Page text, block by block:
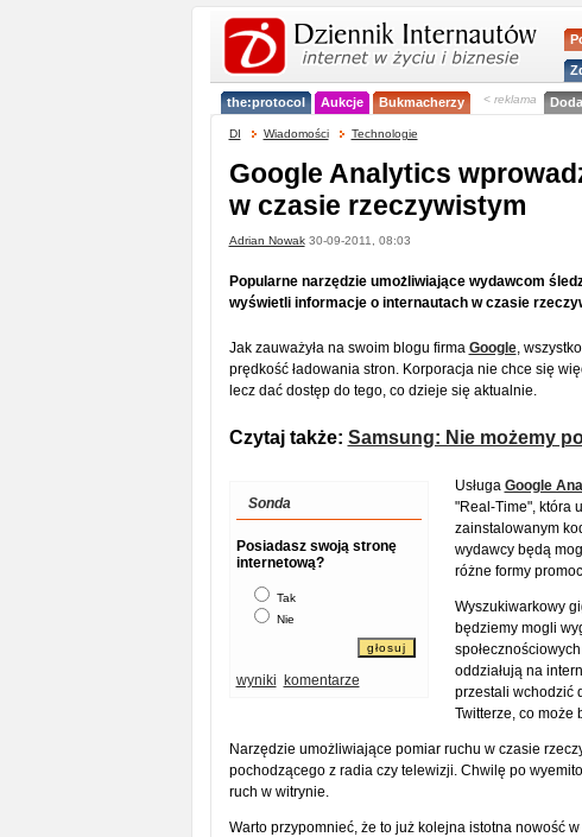
the:protocol Aukcje Bukmacherzy < reklama
DI Wiadomości Technologie
Google Analytics
w czasie rzeczywistym
Adrian Nowak30-09-2011, 08:03
Popularne narzędzie umożliwiające wydawcom
wyświetli informacje o internautach w czasie
Jak zauważyła na swoim blogu firma Google,
prędkość ładowania stron. Korporacja nie chce się
lecz dać dostęp do tego, co dzieje się aktualnie.
Czytaj także: Samsung: Nie możemy
Sonda
Posiadasz swoją stronę
internetową?
Tak
Nie
wyniki komentarze
Usługa Google
"Real-Time", która
zainstalowanym
wydawcy będą
różne formy
Wyszukiwarkowy
będziemy mogli
oddziałują na
przestali wchodzić
Twitterze, co może
Narzędzie umożliwiające pomiar ruchu w czasie
pochodzącego z radia czy telewizji. Chwilę po
ruch w witrynie.
Warto przypomnieć, że to już kolejna istotna nowość w